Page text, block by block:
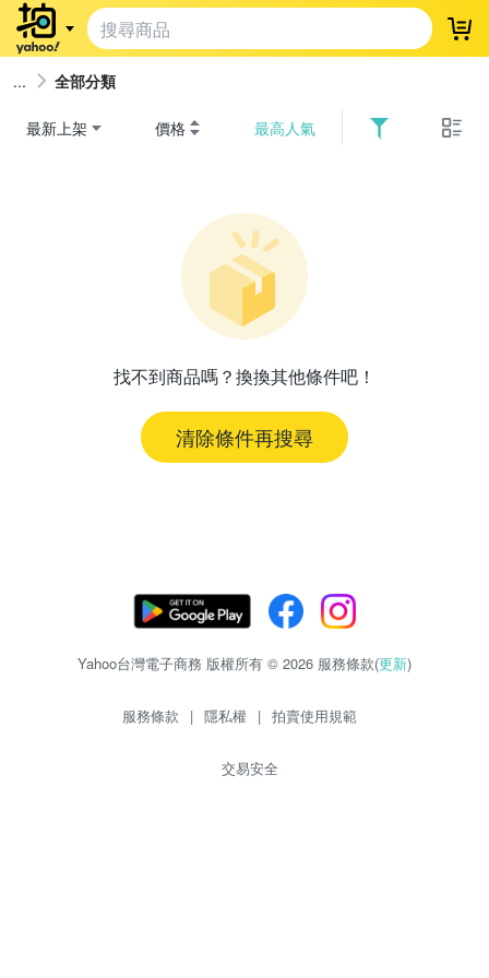
登
全部分類
最新上架 價格 最高人氣
找不到商品嗎？換換其他條件吧！
清除條件再搜尋
Yahoo台灣電子商務 版權所有 © 2026 服務條款(更新)
服務條款 | 隱私權 | 拍賣使用規範
交易安全